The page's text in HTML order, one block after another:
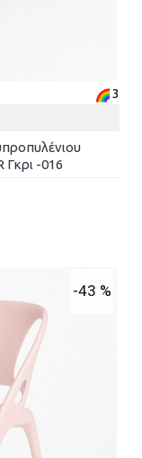
3
Γκρι -016
-43 %